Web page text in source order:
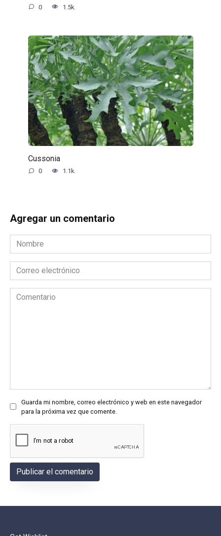
0 1.5k.
Cussonia
0 1.1k.
Agregar un comentario
Nombre
*
Correo
electrónico
*Comentario
Guarda mi nombre, correo electrónico y web en este navegador
para la próxima vez que comente.